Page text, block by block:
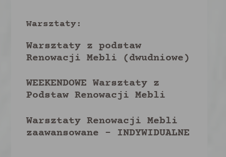
Warsztaty:
Warsztaty z podstaw
Renowacji Mebli (dwudniowe)
WEEKENDOWE Warsztaty z
Podstaw Renowacji Mebli
Warsztaty Renowacji Mebli
zaawansowane – INDYWIDUALNE